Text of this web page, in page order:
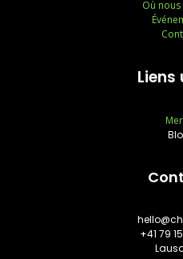
Liens
Où
+41 79